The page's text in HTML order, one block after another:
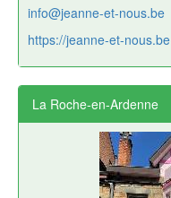
info@jeanne-et-nous.be
https://jeanne-et-nous.be
La Roche-en-Ardenne